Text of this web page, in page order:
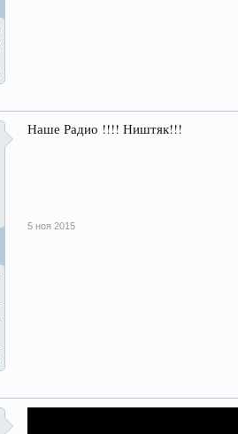
Наше Радио !!!! Ништяк!!!
5 ноя 2015